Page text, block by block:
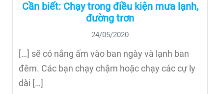
Cần biết: Chạy trong điều kiện mưa lạnh,
đường trơn
24/05/2020
[…] sẽ có nắng ấm vào ban ngày và lạnh ban
đêm. Các bạn chạy chậm hoặc chạy các cự ly
dài […]